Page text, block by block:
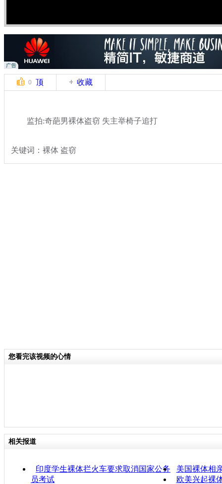
0 顶 收藏
监拍:奇葩男裸体盗窃 失主举椅子追打
关键词：裸体 盗窃
您看完该视频的心情
相关报道
印度学生裸体拦火车要求取消国家公务
员考试
美国裸体相
欧美兴起裸